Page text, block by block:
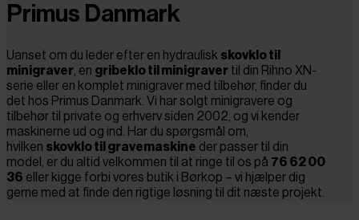
Primus Danmark
Uanset om du leder efter en hydraulisk skovklo til
minigraver , en gribeklo til minigraver til din Rihno XN-
serie eller en komplet minigraver med tilbehør, finder du
det hos Primus Danmark. Vi har solgt minigravere og
tilbehør til private og erhverv siden 2002, og vi kender
maskinerne ud og ind. Har du spørgsmål om,
hvilken skovklo til gravemaskine der passer til din
model, er du altid velkommen til at ringe til os på 76 62 00
36 eller kigge forbi vores butik i Børkop – vi hjælper dig
gerne med at finde den rigtige løsning til dit næste projekt.